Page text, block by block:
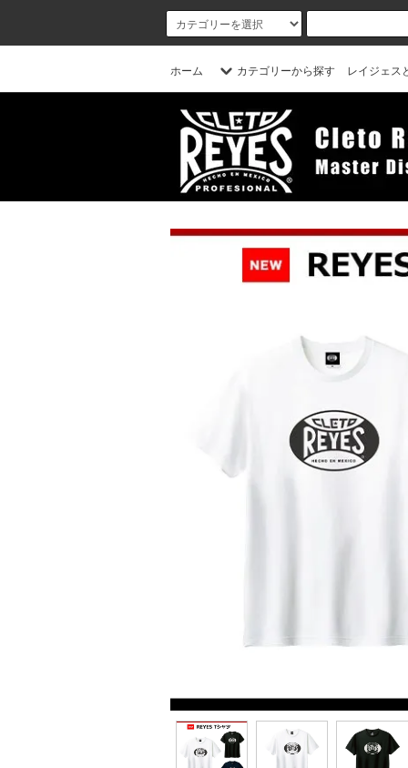
ホーム カテゴリーから探す レイジェス